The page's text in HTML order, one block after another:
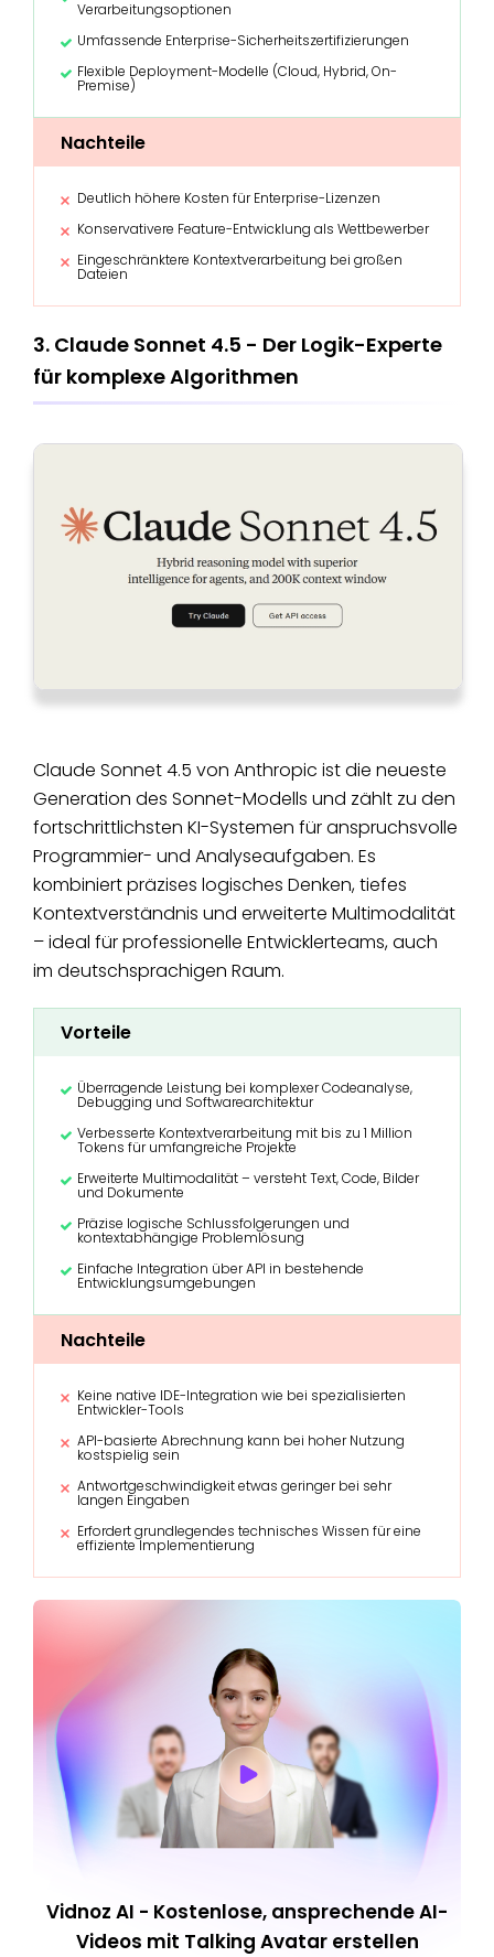
Verarbeitungsoptionen
Umfassende Enterprise-Sicherheitszertifizierungen
Flexible Deployment-Modelle (Cloud, Hybrid, On-
Premise)
Nachteile
Deutlich höhere Kosten für Enterprise-Lizenzen
Konservativere Feature-Entwicklung als Wettbewerber
Eingeschränktere Kontextverarbeitung bei großen
Dateien
3. Claude Sonnet 4.5 - Der Logik-Experte
für komplexe Algorithmen
Claude Sonnet 4.5 von Anthropic ist die neueste
Generation des Sonnet-Modells und zählt zu den
fortschrittlichsten KI-Systemen für anspruchsvolle
Programmier- und Analyseaufgaben. Es
kombiniert präzises logisches Denken, tiefes
Kontextverständnis und erweiterte Multimodalität
– ideal für professionelle Entwicklerteams, auch
im deutschsprachigen Raum.
Vorteile
Überragende Leistung bei komplexer Codeanalyse,
Debugging und Softwarearchitektur
Verbesserte Kontextverarbeitung mit bis zu 1 Million
Tokens für umfangreiche Projekte
Erweiterte Multimodalität – versteht Text, Code, Bilder
und Dokumente
Präzise logische Schlussfolgerungen und
kontextabhängige Problemlösung
Einfache Integration über API in bestehende
Entwicklungsumgebungen
Nachteile
Keine native IDE-Integration wie bei spezialisierten
Entwickler-Tools
API-basierte Abrechnung kann bei hoher Nutzung
kostspielig sein
Antwortgeschwindigkeit etwas geringer bei sehr
langen Eingaben
Erfordert grundlegendes technisches Wissen für eine
effiziente Implementierung
Vidnoz AI - Kostenlose, ansprechende AI-
Videos mit Talking Avatar erstellen